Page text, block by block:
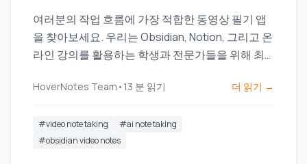
여러분의 작업 흐름에 가장 적합한 동영상 필기 앱
을 찾아보세요. 우리는 Obsidian, Notion, 그리고 온
라인 강의를 활용하는 학생과 전문가들을 위해 최
HoverNotes Team • 13 분 읽기 더 읽기 →
#video note taking #ai note taking
#obsidian video notes